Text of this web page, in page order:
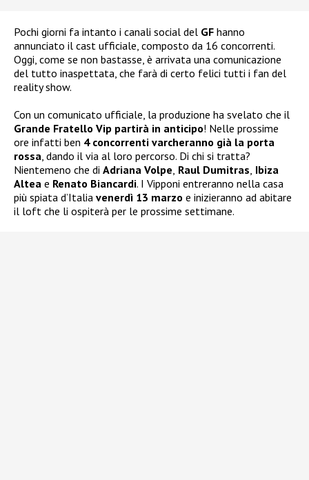
Pochi giorni fa intanto i canali social del GF hanno
annunciato il cast ufficiale, composto da 16 concorrenti.
Oggi, come se non bastasse, è arrivata una comunicazione
del tutto inaspettata, che farà di certo felici tutti i fan del
reality show.
Con un comunicato ufficiale, la produzione ha svelato che il
Grande Fratello Vip partirà in anticipo! Nelle prossime
ore infatti ben 4 concorrenti varcheranno già la porta
rossa , dando il via al loro percorso. Di chi si tratta?
Nientemeno che di Adriana Volpe Raul Dumitras Ibiza
Altea e Renato Biancardi. I Vipponi entreranno nella casa
più spiata d’Italia venerdì 13 marzo e inizieranno ad abitare
il loft che li ospiterà per le prossime settimane.